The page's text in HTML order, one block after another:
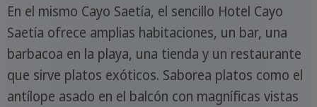
En el mismo Cayo Saetía, el sencillo Hotel Cayo
Saetía ofrece amplias habitaciones, un bar, una
barbacoa en la playa, una tienda y un restaurante
que sirve platos exóticos. Saborea platos como el
antílope asado en el balcón con magníficas vistas